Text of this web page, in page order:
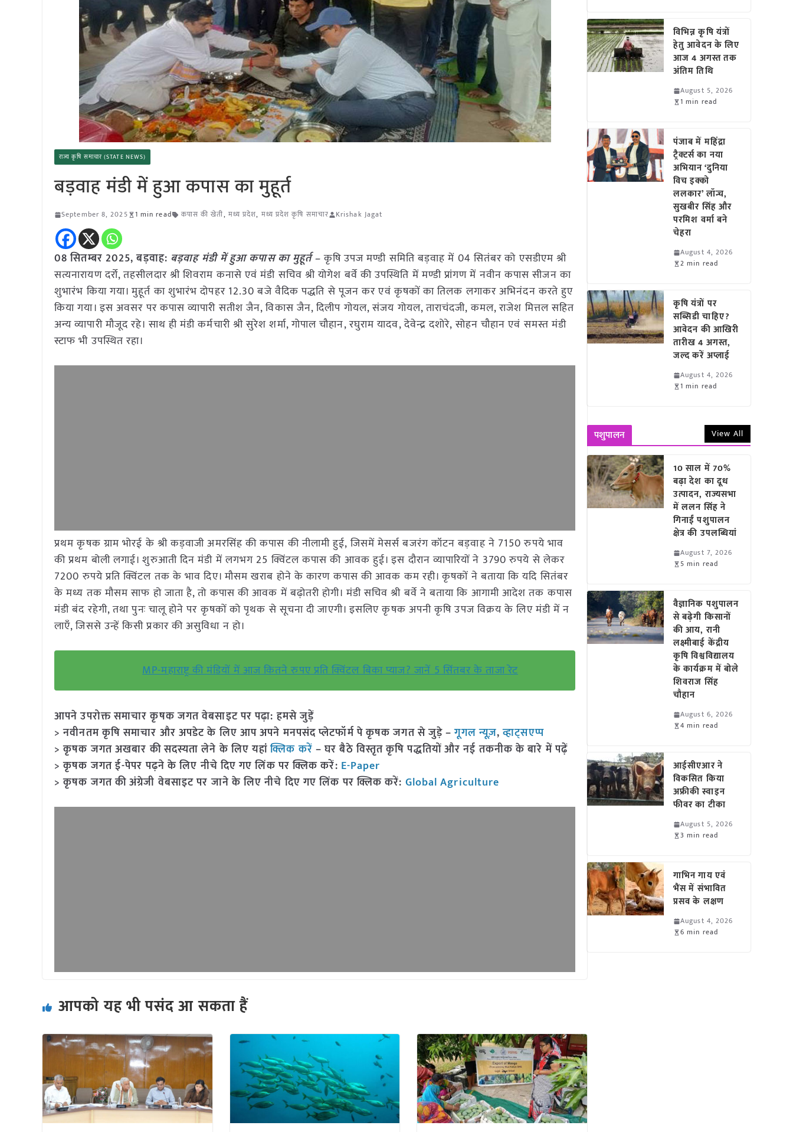
राज्य कृषि समाचार (STATE NEWS)
बड़वाह मंडी में हुआ कपास का मुहूर्त
September 8, 2025 1 min read कपास की खेती, मध्य प्रदेश, मध्य प्रदेश कृषि समाचार Krishak Jagat
08 सितम्बर 2025, बड़वाह: बड़वाह मंडी में हुआ कपास का मुहूर्त –कृषि उपज मण्डी समिति बड़वाह में 04 सितंबर को एसडीएम श्री
सत्यनारायण दर्रो, तहसीलदार श्री शिवराम कनासे एवं मंडी सचिव श्री योगेश बर्वे की उपस्थिति में मण्डी प्रांगण में नवीन कपास सीजन का
शुभारंभ किया गया। मुहूर्त का शुभारंभ दोपहर 12.30 बजे वैदिक पद्धति से पूजन कर एवं कृषकों का तिलक लगाकर अभिनंदन करते हुए
किया गया। इस अवसर पर कपास व्यापारी सतीश जैन, विकास जैन, दिलीप गोयल, संजय गोयल, ताराचंदजी, कमल, राजेश मित्तल सहित
अन्य व्यापारी मौजूद रहे। साथ ही मंडी कर्मचारी श्री सुरेश शर्मा, गोपाल चौहान, रघुराम यादव, देवेन्द्र दशोरे, सोहन चौहान एवं समस्त मंडी
स्टाफ भी उपस्थित रहा।
प्रथम कृषक ग्राम भोरई के श्री कड़वाजी अमरसिंह की कपास की नीलामी हुई, जिसमें मेसर्स बजरंग कॉटन बड़वाह ने 7150 रुपये भाव
की प्रथम बोली लगाई। शुरुआती दिन मंडी में लगभग 25 क्विंटल कपास की आवक हुई। इस दौरान व्यापारियों ने 3790 रुपये से लेकर
7200 रुपये प्रति क्विंटल तक के भाव दिए। मौसम खराब होने के कारण कपास की आवक कम रही। कृषकों ने बताया कि यदि सितंबर
के मध्य तक मौसम साफ हो जाता है, तो कपास की आवक में बढ़ोतरी होगी। मंडी सचिव श्री बर्वे ने बताया कि आगामी आदेश तक कपास
मंडी बंद रहेगी, तथा पुनः चालू होने पर कृषकों को पृथक से सूचना दी जाएगी। इसलिए कृषक अपनी कृषि उपज विक्रय के लिए मंडी में न
लाएँ, जिससे उन्हें किसी प्रकार की असुविधा न हो।
MP-महाराष्ट्र की मंडियों में आज कितने रुपए प्रति क्विंटल बिका प्याज? जानें 5 सिंतबर के ताजा रेट
आपने उपरोक्त समाचार कृषक जगत वेबसाइट पर पढ़ा: हमसे जुड़ें
> नवीनतम कृषि समाचार और अपडेट के लिए आप अपने मनपसंद प्लेटफॉर्म पे कृषक जगत से जुड़े –गूगल न्यूज़,व्हाट्सएप्प
> कृषक जगत अखबार की सदस्यता लेने के लिए यहांक्लिक करें – घर बैठे विस्तृत कृषि पद्धतियों और नई तकनीक के बारे में पढ़ें
> कृषक जगत ई-पेपर पढ़ने के लिए नीचे दिए गए लिंक पर क्लिक करें: E-Paper
> कृषक जगत की अंग्रेजी वेबसाइट पर जाने के लिए नीचे दिए गए लिंक पर क्लिक करें: Global Agriculture
आपको यह भी पसंद आ सकता हैं
विभिन्न कृषि यंत्रों
हेतु आवेदन के लिए
आज 4 अगस्त तक
अंतिम तिथि
August 5, 2026
1 min read
पंजाब में महिंद्रा
ट्रैक्टर्स का नया
अभियान ‘दुनिया
विच इक्को
ललकार’ लॉन्च,
सुखबीर सिंह और
परमिश वर्मा बने
चेहरा
August 4, 2026
2 min read
कृषि यंत्रों पर
सब्सिडी चाहिए?
आवेदन की आखिरी
तारीख 4 अगस्त,
जल्द करें अप्लाई
August 4, 2026
1 min read
पशुपालन View All
10 साल में 70%
बढ़ा देश का दूध
उत्पादन, राज्यसभा
में ललन सिंह ने
गिनाईं पशुपालन
क्षेत्र की उपलब्धियां
August 7, 2026
5 min read
वैज्ञानिक पशुपालन
से बढ़ेगी किसानों
की आय, रानी
लक्ष्मीबाई केंद्रीय
कृषि विश्वविद्यालय
के कार्यक्रम में बोले
शिवराज सिंह
चौहान
August 6, 2026
4 min read
आईसीएआर ने
विकसित किया
अफ्रीकी स्वाइन
फीवर का टीका
August 5, 2026
3 min read
गाभिन गाय एवं
भैंस में संभावित
प्रसव के लक्षण
August 4, 2026
6 min read